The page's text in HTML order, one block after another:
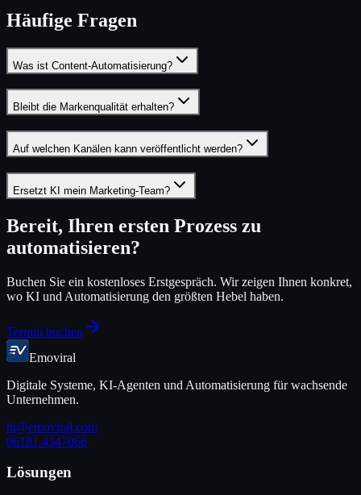
Häufige Fragen
Was ist Content-Automatisierung?
Bleibt die Markenqualität erhalten?
Auf welchen Kanälen kann veröffentlicht werden?
Ersetzt KI mein Marketing-Team?
Bereit, Ihren ersten Prozess zu
automatisieren?
Buchen Sie ein kostenloses Erstgespräch. Wir zeigen Ihnen konkret,
wo KI und Automatisierung den größten Hebel haben.
Termin buchen
Emoviral
Digitale Systeme, KI-Agenten und Automatisierung für wachsende
Unternehmen.
hi@emoviral.com
06181 4347066
Lösungen